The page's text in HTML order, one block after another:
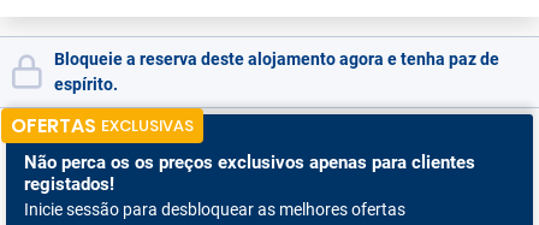
Bloqueie a reserva deste alojamento agora e tenha paz de
espírito.
OFERTAS EXCLUSIVAS
Não perca os os preços exclusivos apenas para clientes
registados!
Inicie sessão para desbloquear as melhores ofertas